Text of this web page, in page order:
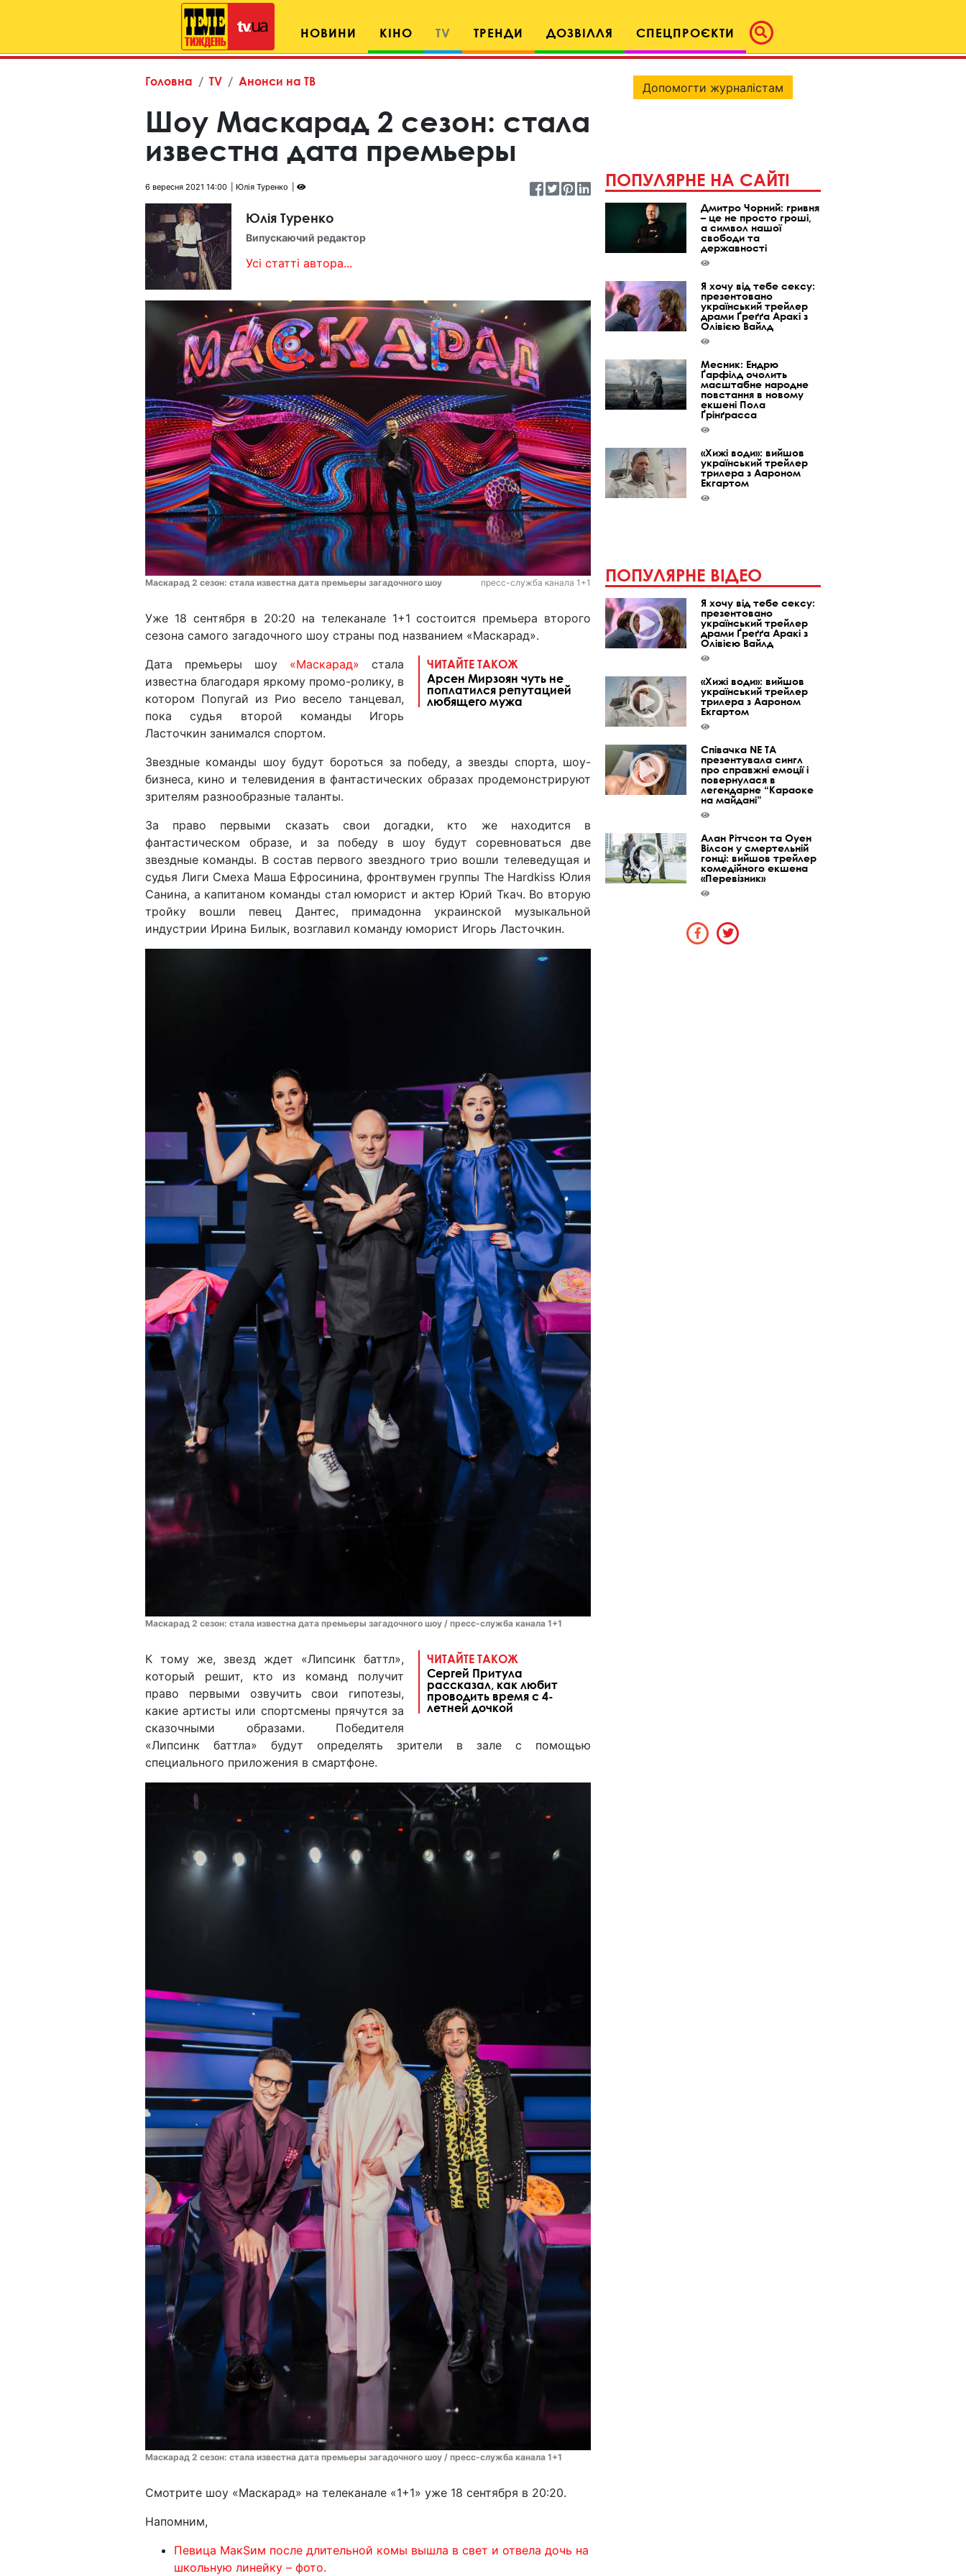
НОВИНИ КІНО TV ТРЕНДИ ДОЗВІЛЛЯ СПЕЦПРОЄКТИ
Головна TV Анонси на ТВ
Шоу Маскарад 2 сезон: стала
известна дата премьеры
6 вересня 2021 14:00 Юлія Туренко
Юлія Туренко
Випускаючий редактор
Усі статті автора...
Маскарад 2 сезон: стала известна дата премьеры загадочного шоу пресс-служба канала 1+1
Уже 18 сентября в 20:20 на телеканале 1+1 состоится премьера второго
сезона самого загадочного шоу страны под названием «Маскарад».
ЧИТАЙТЕ ТАКОЖ
Арсен Мирзоян чуть не
поплатился репутацией
любящего мужа
Дата премьеры шоу «Маскарад» стала
известна благодаря яркому промо-ролику, в
котором Попугай из Рио весело танцевал,
пока судья второй команды Игорь
Ласточкин занимался спортом.
Звездные команды шоу будут бороться за победу, а звезды спорта, шоу-
бизнеса, кино и телевидения в фантастических образах продемонстрируют
зрителям разнообразные таланты.
За право первыми сказать свои догадки, кто же находится в
фантастическом образе, и за победу в шоу будут соревноваться две
звездные команды. В состав первого звездного трио вошли телеведущая и
судья Лиги Смеха Маша Ефросинина, фронтвумен группы The Hardkiss Юлия
Санина, а капитаном команды стал юморист и актер Юрий Ткач. Во вторую
тройку вошли певец Дантес, примадонна украинской музыкальной
индустрии Ирина Билык, возглавил команду юморист Игорь Ласточкин.
Маскарад 2 сезон: стала известна дата премьеры загадочного шоу / пресс-служба канала 1+1
ЧИТАЙТЕ ТАКОЖ
Сергей Притула
рассказал, как любит
проводить время с 4-
летней дочкой
К тому же, звезд ждет «Липсинк баттл»,
который решит, кто из команд получит
право первыми озвучить свои гипотезы,
какие артисты или спортсмены прячутся за
сказочными образами. Победителя
«Липсинк баттла» будут определять зрители в зале с помощью
специального приложения в смартфоне.
Маскарад 2 сезон: стала известна дата премьеры загадочного шоу / пресс-служба канала 1+1
Смотрите шоу «Маскарад» на телеканале «1+1» уже 18 сентября в 20:20.
Напомним,
Певица МакSим после длительной комы вышла в свет и отвела дочь на
школьную линейку – фото.
Допомогти журналістам
ПОПУЛЯРНЕ НА САЙТІ
Дмитро Чорний: гривня
– це не просто гроші,
а символ нашої
свободи та
державності
Я хочу від тебе сексу:
презентовано
український трейлер
драми Ґреґґа Аракі з
Олівією Вайлд
Месник: Ендрю
Ґарфілд очолить
масштабне народне
повстання в новому
екшені Пола
Ґрінґрасса
«Хижі води»: вийшов
український трейлер
трилера з Аароном
Екгартом
ПОПУЛЯРНЕ ВІДЕО
Я хочу від тебе сексу:
презентовано
український трейлер
драми Ґреґґа Аракі з
Олівією Вайлд
«Хижі води»: вийшов
український трейлер
трилера з Аароном
Екгартом
Співачка NE TA
презентувала сингл
про справжні емоції і
повернулася в
легендарне “Караоке
на майдані”
Алан Рітчсон та Оуен
Вілсон у смертельній
гонці: вийшов трейлер
комедійного екшена
«Перевізник»